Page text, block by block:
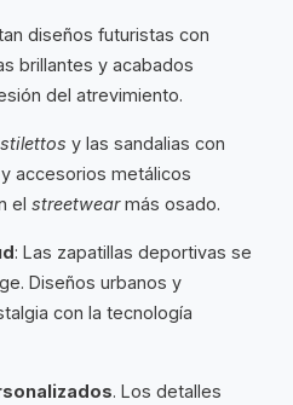
diseños futuristas con
brillantes y acabados
del atrevimiento.
stilettos y las sandalias con
accesorios metálicos
el streetwearmás osado.
: Las zapatillas deportivas se
Diseños urbanos y
con la tecnología
. Los detalles